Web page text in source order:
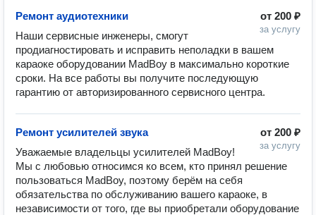
от 200 ₽
за услугу
Ремонт аудиотехники
Наши сервисные инженеры, смогут
продиагностировать и исправить неполадки в вашем
караоке оборудовании MadBoy в максимально короткие
сроки. На все работы вы получите последующую
гарантию от авторизированного сервисного центра.
от 200 ₽
за услугу
Ремонт усилителей звука
Уважаемые владельцы усилителей MadBoy!
Мы с любовью относимся ко всем, кто принял решение
пользоваться MadBoy, поэтому берём на себя
обязательства по обслуживанию вашего караоке, в
независимости от того, где вы приобретали оборудование